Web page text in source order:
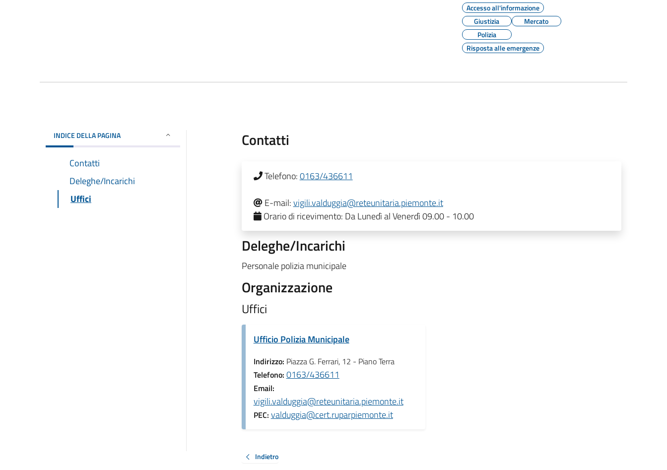
Accesso all'informazione
Giustizia
Mercato
Polizia
Risposta alle emergenze
INDICE DELLA PAGINA
Contatti
Deleghe/Incarichi
Uffici
Contatti
Telefono:0163/436611
E-mail:vigili.valduggia@reteunitaria.piemonte.it
Orario di ricevimento: Da Lunedì al Venerdì 09.00 - 10.00
Deleghe/Incarichi
Personale polizia municipale
Organizzazione
Uffici
Ufficio Polizia Municipale
Indirizzo: Piazza G. Ferrari, 12 - Piano Terra
Telefono: 0163/436611
Email:
vigili.valduggia@reteunitaria.piemonte.it
PEC: valduggia@cert.ruparpiemonte.it
Indietro